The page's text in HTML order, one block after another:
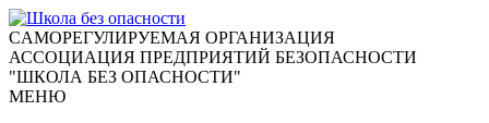
CАМОРЕГУЛИРУЕМАЯ ОРГАНИЗАЦИЯ
АССОЦИАЦИЯ ПРЕДПРИЯТИЙ БЕЗОПАСНОСТИ
"ШКОЛА БЕЗ ОПАСНОСТИ"
МЕНЮ